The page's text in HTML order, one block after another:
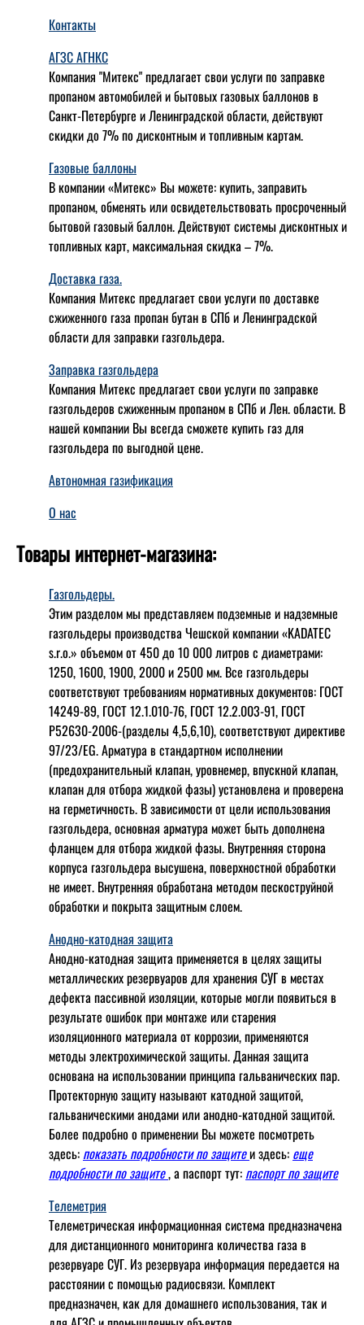
Контакты
АГЗС АГНКС
Компания "Митекс" предлагает свои услуги по заправке
пропаном автомобилей и бытовых газовых баллонов в
Санкт-Петербурге и Ленинградской области, действуют
скидки до 7% по дисконтным и топливным картам.
Газовые баллоны
В компании «Митекс» Вы можете: купить, заправить
пропаном, обменять или освидетельствовать просроченный
бытовой газовый баллон. Действуют системы дисконтных и
топливных карт, максимальная скидка – 7%.
Доставка газа.
Компания Митекс предлагает свои услуги по доставке
сжиженного газа пропан бутан в СПб и Ленинградской
области для заправки газгольдера.
Заправка газгольдера
Компания Митекс предлагает свои услуги по заправке
газгольдеров сжиженным пропаном в СПб и Лен. области. В
нашей компании Вы всегда сможете купить газ для
газгольдера по выгодной цене.
Автономная газификация
О нас
Товары интернет-магазина:
Газгольдеры.
Этим разделом мы представляем подземные и надземные
газгольдеры производства Чешской компании «KADATEC
s.r.o.» объемом от 450 до 10 000 литров с диаметрами:
1250, 1600, 1900, 2000 и 2500 мм. Все газгольдеры
соответствуют требованиям нормативных документов: ГОСТ
14249-89, ГОСТ 12.1.010-76, ГОСТ 12.2.003-91, ГОСТ
Р52630-2006-(разделы 4,5,6,10), соответствуют директиве
97/23/EG. Арматура в стандартном исполнении
(предохранительный клапан, уровнемер, впускной клапан,
клапан для отбора жидкой фазы) установлена и проверена
на герметичность. В зависимости от цели использования
газгольдера, основная арматура может быть дополнена
фланцем для отбора жидкой фазы. Внутренняя сторона
корпуса газгольдера высушена, поверхностной обработки
не имеет. Внутренняя обработана методом пескоструйной
обработки и покрыта защитным слоем.
Анодно-катодная защита
Анодно-катодная защита применяется в целях защиты
металлических резервуаров для хранения СУГ в местах
дефекта пассивной изоляции, которые могли появиться в
результате ошибок при монтаже или старения
изоляционного материала от коррозии, применяются
методы электрохимической защиты. Данная защита
основана на использовании принципа гальванических пар.
Протекторную защиту называют катодной защитой,
гальваническими анодами или анодно-катодной защитой.
Более подробно о применении Вы можете посмотреть
здесь: показать подробности по защитеи здесь: еще
подробности по защите, а паспорт тут: паспорт по защите
Телеметрия
Телеметрическая информационная система предназначена
для дистанционного мониторинга количества газа в
резервуаре СУГ. Из резервуара информация передается на
расстоянии с помощью радиосвязи. Комплект
предназначен, как для домашнего использования, так и